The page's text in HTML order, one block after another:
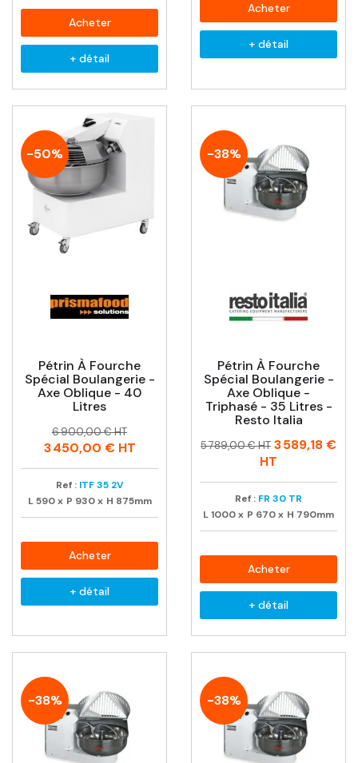
Acheter
+ détail
Acheter
+ détail
-50%
Pétrin À Fourche
Spécial Boulangerie -
Axe Oblique - 40
Litres
Prix
Prix
habituel
6 900,00 € HT
3 450,00 €HT
Ref : ITF 35 2V
L 590 x P 930 x H 875mm
Acheter
+ détail
-38%
Pétrin À Fourche
Spécial Boulangerie -
Axe Oblique -
Triphasé - 35 Litres -
Resto Italia
Prix
Prix
5 789,00 € HT 3 589,18 €
HT
Ref : FR 30 TR
L1000x P 670x H 790mm
Acheter
+ détail
-38% -38%